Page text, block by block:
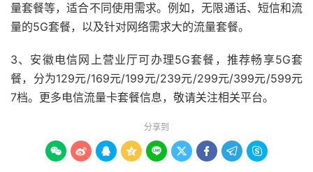
量套餐等，适合不同使用需求。例如，无限通话、短信和流
量的5G套餐，以及针对网络需求大的流量套餐。
3、安徽电信网上营业厅可办理5G套餐，推荐畅享5G套
餐，分为129元/169元/199元/239元/299元/399元/599元
7档。更多电信流量卡套餐信息，敬请关注相关平台。
分享到
        